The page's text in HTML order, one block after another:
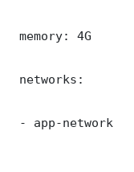
memory: 4G
networks:
- app-network